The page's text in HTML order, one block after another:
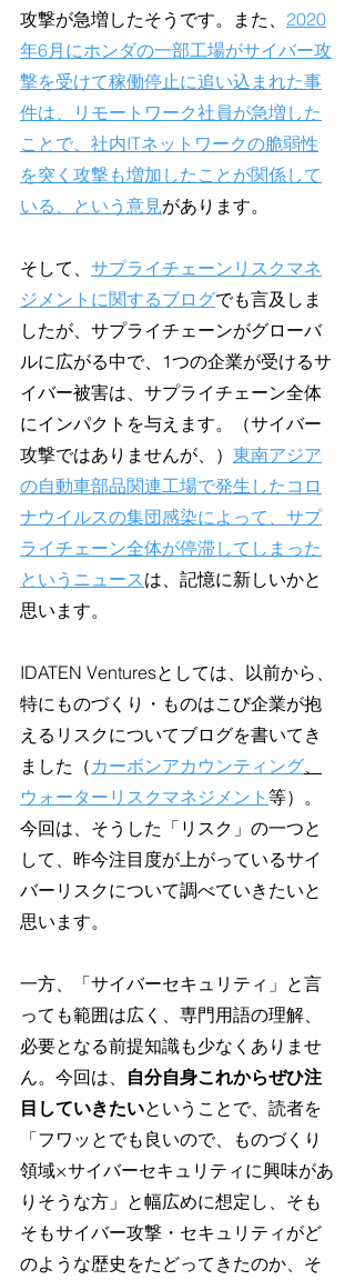
攻撃が急増したそうです。また、 2020
年6月にホンダの一部工場がサイバー攻
撃を受けて稼働停止に追い込まれた事
件は、リモートワーク社員が急増した
ことで、社内ITネットワークの脆弱性
を突く攻撃も増加したことが関係して
いる、という意見があります。
そして、 サプライチェーンリスクマネ
ジメントに関するブログでも言及しま
したが、サプライチェーンがグローバ
ルに広がる中で、1つの企業が受けるサ
イバー被害は、サプライチェーン全体
にインパクトを与えます。（サイバー
攻撃ではありませんが、） 東南アジア
の自動車部品関連工場で発生したコロ
ナウイルスの集団感染によって、サプ
ライチェーン全体が停滞してしまった
というニュースは、記憶に新しいかと
思います。
IDATEN Venturesとしては、以前から、
特にものづくり・ものはこび企業が抱
えるリスクについてブログを書いてき
ました（ カーボンアカウンティング、
ウォーターリスクマネジメント 等）。
今回は、そうした「リスク」の一つと
して、昨今注目度が上がっているサイ
バーリスクについて調べていきたいと
思います。
一方、「サイバーセキュリティ」と言
っても範囲は広く、専門用語の理解、
必要となる前提知識も少なくありませ
ん。今回は、 自分自身これからぜひ注
目していきたいということで、読者を
「フワッとでも良いので、ものづくり
領域×サイバーセキュリティに興味があ
りそうな方」と幅広めに想定し、そも
そもサイバー攻撃・セキュリティがど
のような歴史をたどってきたのか、そ